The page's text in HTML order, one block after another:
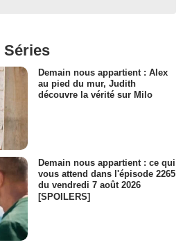
Séries
Demain nous appartient : Alex
au pied du mur, Judith
découvre la vérité sur Milo
Demain nous appartient : ce qui
vous attend dans l'épisode 2265
du vendredi 7 août 2026
[SPOILERS]